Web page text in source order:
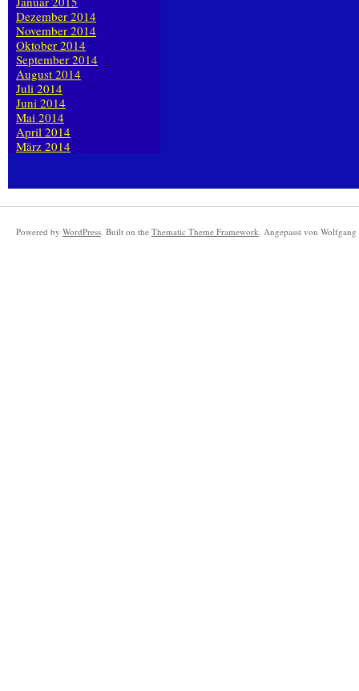
Dezember 2014
November 2014
Oktober 2014
September 2014
August 2014
Juli 2014
Juni 2014
Mai 2014
April 2014
März 2014
Powered by WordPress. Built on the Thematic Theme Framework. Angepasst von